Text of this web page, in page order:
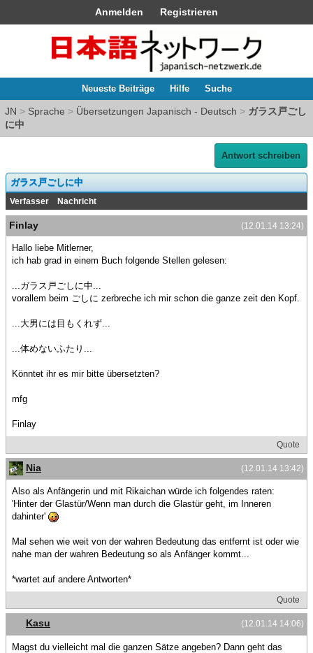
Anmelden Registrieren
Neueste Beiträge Hilfe Suche
JN > Sprache > Übersetzungen Japanisch - Deutsch > ガラス戸ごし
に中
Antwort schreiben
ガラス戸ごしに中
Verfasser Nachricht
(12.01.14 13:24)
Finlay
Hallo liebe Mitlerner,
ich hab grad in einem Buch folgende Stellen gelesen:
...ガラス戸ごしに中...
vorallem beim ごしに zerbreche ich mir schon die ganze zeit den Kopf.
...大男には目もくれず...
...体めないふたり...
Könntet ihr es mir bitte übersetzten?
mfg
Finlay
Quote
(12.01.14 13:42)
Nia
Also als Anfängerin und mit Rikaichan würde ich folgendes raten:
'Hinter der Glastür/Wenn man durch die Glastür geht, im Inneren
dahinter'
Mal sehen wie weit von der wahren Bedeutung das entfernt ist oder wie
nahe man der wahren Bedeutung so als Anfänger kommt...
*wartet auf andere Antworten*
Quote
(12.01.14 14:06)
Kasu
Magst du vielleicht mal die ganzen Sätze angeben? Dann geht das